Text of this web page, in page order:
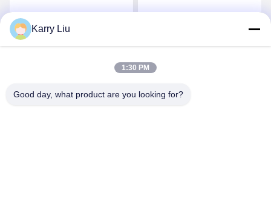
ถ่ายเทความร้อน
รับราคาที่ดีที่สุด
Karry Liu
1:30 PM
Good day, what product are you looking for?